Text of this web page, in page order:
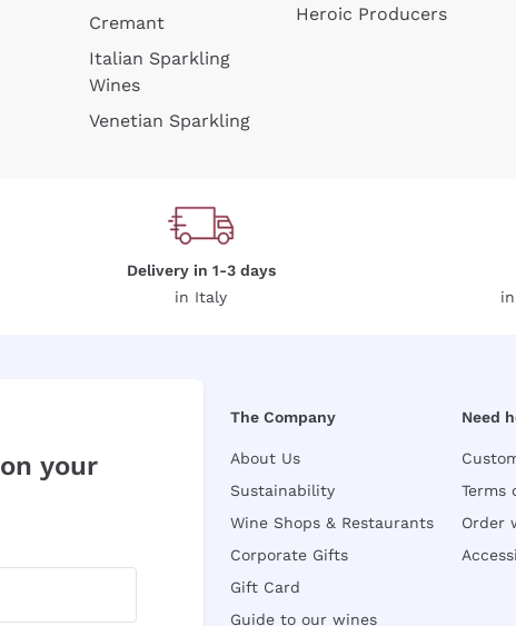
Cremant
Italian Sparkling
Wines
Venetian Sparkling
Heroic Producers
Delivery in 1-3 days
in Italy
on your
The Company
About Us
Sustainability
Wine Shops & Restaurants
Corporate Gifts
Gift Card
Guide to our wines
Need
Terms
Order